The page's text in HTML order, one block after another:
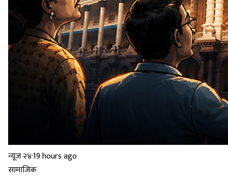
न्यूज २४·19 hours ago
सामाजिक